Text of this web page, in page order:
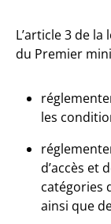
L’article 3 de
du Premier
les
d’accès et
catégories
ainsi que